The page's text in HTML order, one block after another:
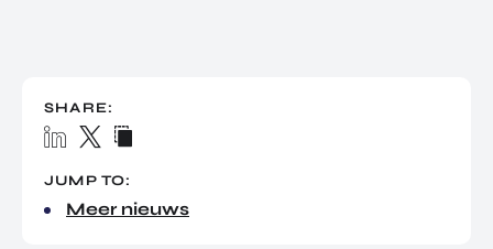
JUMP TO:
Meer nieuws
SHARE:
ROM Utrecht Region
KOM LANGS
Euclideslaan 1